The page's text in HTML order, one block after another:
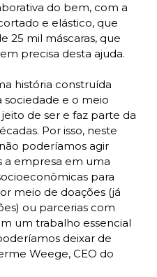
do bem, com a
e elástico, que
25 mil máscaras, que
precisa desta ajuda.
história construída
e o meio
de ser e faz parte da
Por isso, neste
poderíamos agir
a empresa em uma
para
meio de doações (já
ou parcerias com
um trabalho essencial
deixar de
Weege, CEO do